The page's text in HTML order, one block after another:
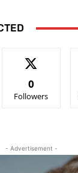
0
Followers
- Advertisement -